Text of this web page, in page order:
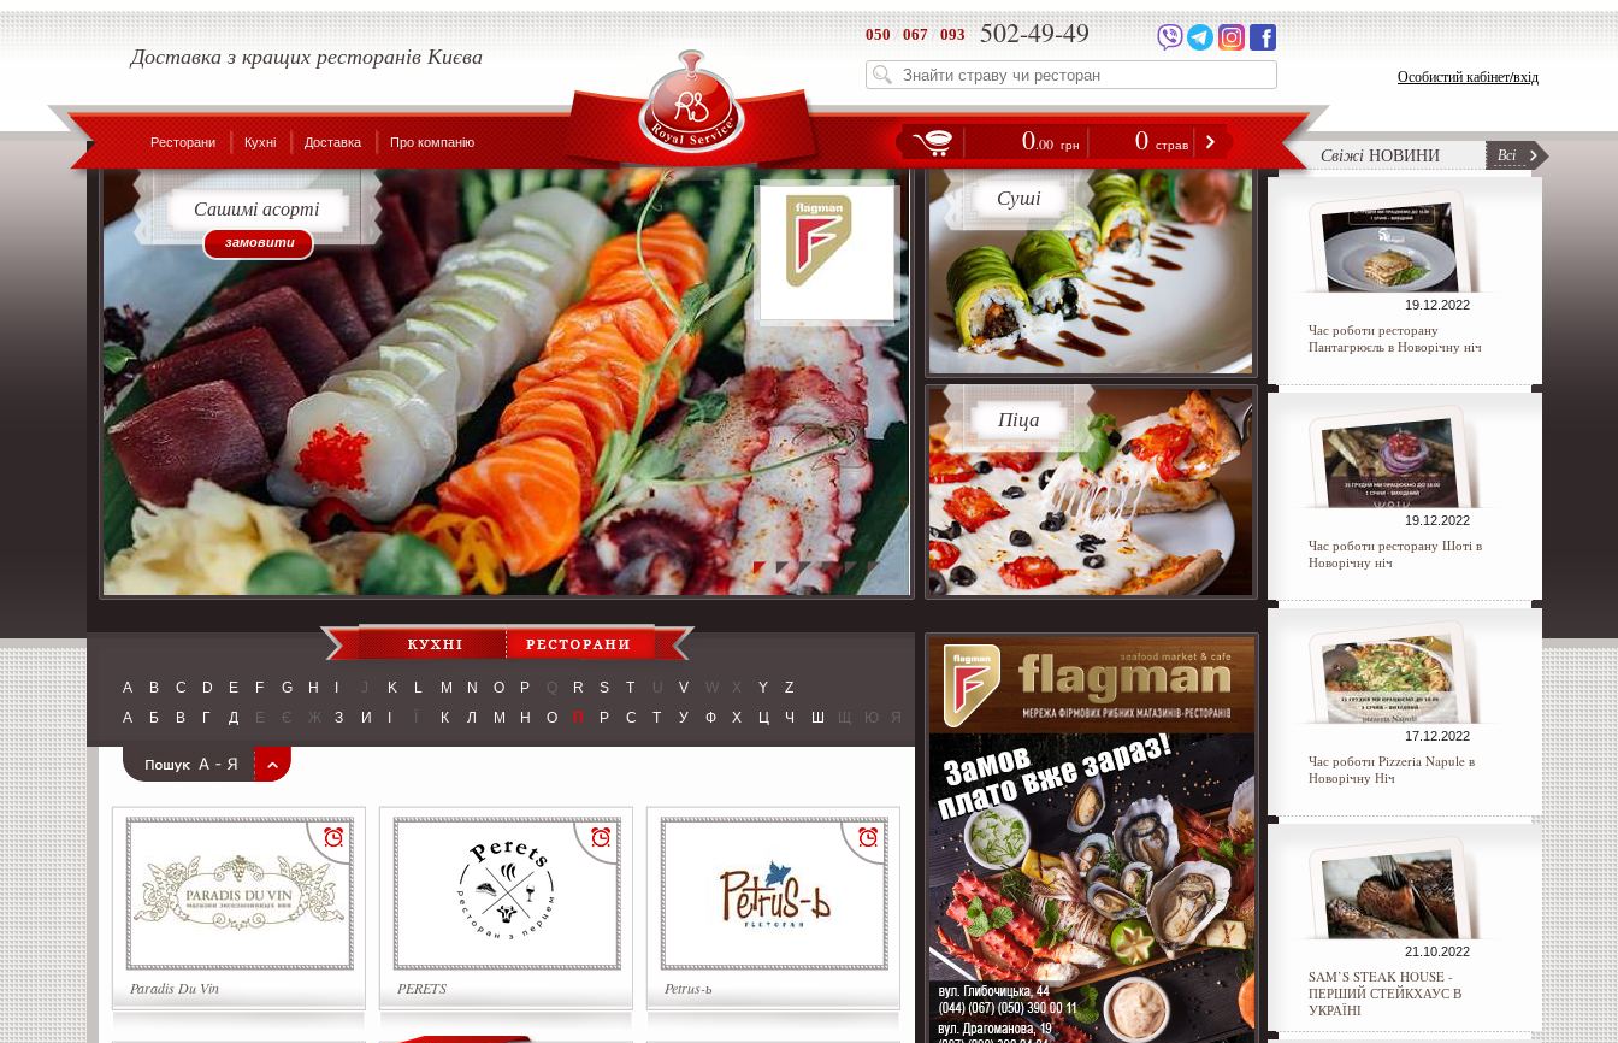
Особистий кабінет/вхід
Доставка з кращих ресторанів Києва
050/ 067 /093 502-49-49
Ресторани Кухні Доставка Про компанію 0.00 грн 0 страв
Сашимі асорті
замовити
Суші
Піца
A B C D E F G H J K L M N O P Q R S T U V W X Y
Z
А
Б В Г Д Е Є Ж З И К Л М Н О П Р С Т У Ф Х Ц Ч Ш Щ Ю Я
Paradis Du Vin PERETS Petrus-ь
Свіжі НОВИНИ Всі
19.12.2022
Час роботи ресторану
Пантагрюєль в Новорічну ніч
19.12.2022
Час роботи ресторану Шоті в
Новорічну ніч
17.12.2022
Час роботи Pizzeria Napule в
Новорічну Ніч
21.10.2022
SAM’S STEAK HOUSE -
ПЕРШИЙ СТЕЙКХАУС В
УКРАЇНІ